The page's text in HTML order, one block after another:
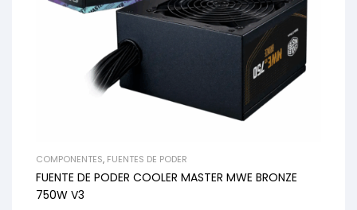
COMPONENTES, FUENTES DE PODER
FUENTE DE PODER COOLER MASTER MWE BRONZE
750W V3